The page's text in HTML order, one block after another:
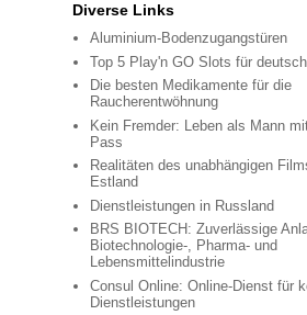
Diverse Links
Aluminium-Bodenzugangstüren
Top 5 Play'n GO Slots für
Die besten Medikamente für die
Raucherentwöhnung
Kein Fremder: Leben als Mann
Pass
Realitäten des unabhängigen
Estland
Dienstleistungen in Russland
BRS BIOTECH: Zuverlässige
Biotechnologie-, Pharma- und
Lebensmittelindustrie
Consul Online: Online-Dienst für
Dienstleistungen